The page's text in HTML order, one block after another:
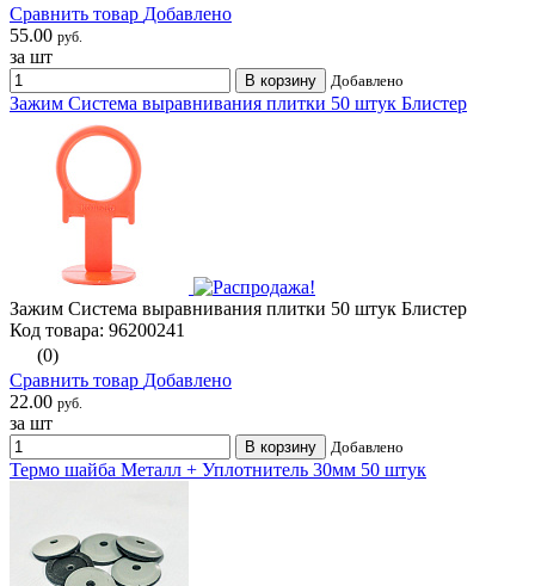
Сравнить товар Добавлено
55.00 руб.
за шт
В корзину Добавлено
Зажим Система выравнивания плитки 50 штук Блистер
Зажим Система выравнивания плитки 50 штук Блистер
Код товара: 96200241
(0)
Сравнить товар Добавлено
22.00 руб.
за шт
В корзину Добавлено
Термо шайба Металл + Уплотнитель 30мм 50 штук